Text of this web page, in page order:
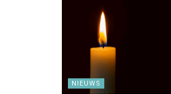
NIEUWS